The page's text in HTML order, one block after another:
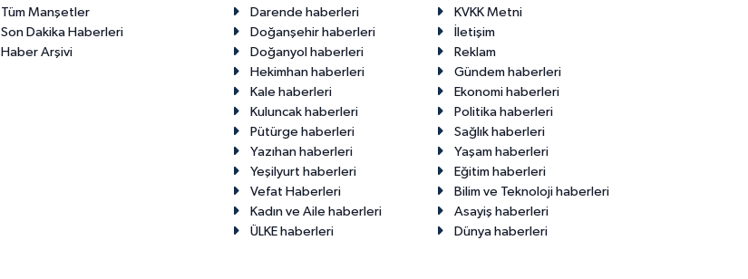
Tüm Manşetler
Son Dakika Haberleri
Haber Arşivi
Darende haberleri
KVKK Metni
Doğanşehir haberleri
İletişim
Doğanyol haberleri
Reklam
Hekimhan haberleri
Gündem haberleri
Kale haberleri
Ekonomi haberleri
Kuluncak haberleri
Politika haberleri
Pütürge haberleri
Sağlık haberleri
Yazıhan haberleri
Yaşam haberleri
Yeşilyurt haberleri
Eğitim haberleri
Vefat Haberleri
Bilim ve Teknoloji haberleri
Kadın ve Aile haberleri
Asayiş haberleri
ÜLKE haberleri
Dünya haberleri